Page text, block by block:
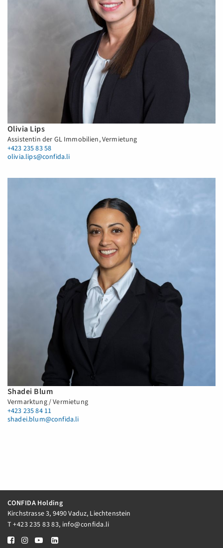
Olivia Lips
Assistentin der GL Immobilien, Vermietung
+423 235 83 58
olivia.lips@confida.li
Shadei Blum
Vermarktung / Vermietung
+423 235 84 11
shadei.blum@confida.li
CONFIDA Holding
Kirchstrasse 3, 9490 Vaduz, Liechtenstein
T+423 235 83 83, info@confida.li